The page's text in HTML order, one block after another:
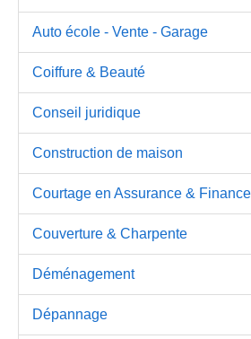
Auto école - Vente - Garage
Coiffure & Beauté
Conseil juridique
Construction de maison
Courtage en Assurance & Finance
Couverture & Charpente
Déménagement
Dépannage